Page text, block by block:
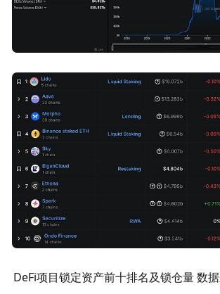
DeFi项目锁定资产前十排名及锁仓量 数